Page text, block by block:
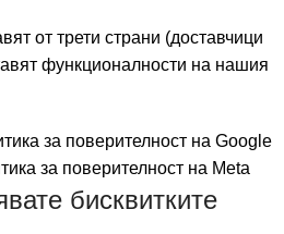
от трети страни (доставчици
функционалности на нашия
за поверителност на Google
за поверителност на Meta
бисквитките